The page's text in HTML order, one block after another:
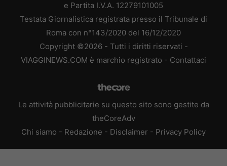
e Partita I.V.A. 12279101005
Testata Giornalistica registrata presso il Tribunale di
Roma con n°143/2020 del 16/12/2020
Copyright ©2026 - Tutti i diritti riservati -
VIAGGINEWS.COM è marchio registrato - Contattaci
Le attività pubblicitarie su questo sito sono gestite da
theCoreAdv
Chi siamo - Redazione - Disclaimer - Privacy Policy